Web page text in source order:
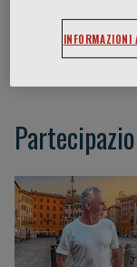
Leonardo
INFORMAZIONI